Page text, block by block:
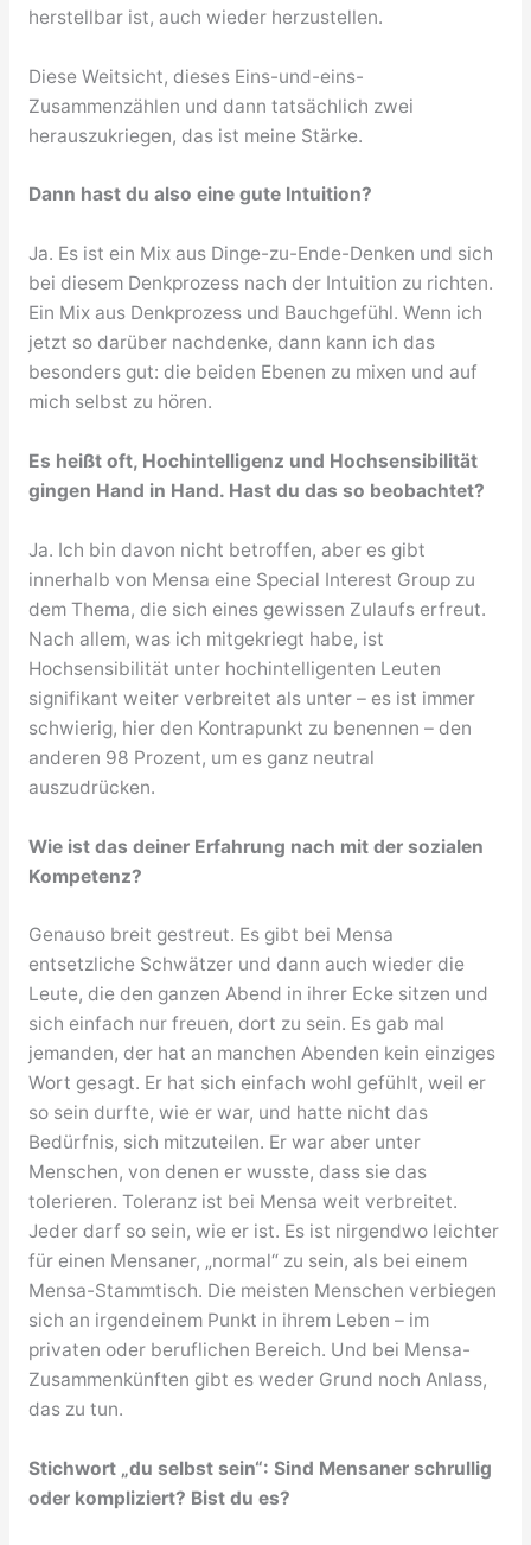
herstellbar ist, auch wieder herzustellen.
Diese Weitsicht, dieses Eins-und-eins-
Zusammenzählen und dann tatsächlich zwei
herauszukriegen, das ist meine Stärke.
Dann hast du also eine gute Intuition?
Ja. Es ist ein Mix aus Dinge-zu-Ende-Denken und sich
bei diesem Denkprozess nach der Intuition zu richten.
Ein Mix aus Denkprozess und Bauchgefühl. Wenn ich
jetzt so darüber nachdenke, dann kann ich das
besonders gut: die beiden Ebenen zu mixen und auf
mich selbst zu hören.
Es heißt oft, Hochintelligenz und Hochsensibilität
gingen Hand in Hand. Hast du das so beobachtet?
Ja. Ich bin davon nicht betroffen, aber es gibt
innerhalb von Mensa eine Special Interest Group zu
dem Thema, die sich eines gewissen Zulaufs erfreut.
Nach allem, was ich mitgekriegt habe, ist
Hochsensibilität unter hochintelligenten Leuten
signifikant weiter verbreitet als unter – es ist immer
schwierig, hier den Kontrapunkt zu benennen – den
anderen 98 Prozent, um es ganz neutral
auszudrücken.
Wie ist das deiner Erfahrung nach mit der sozialen
Kompetenz?
Genauso breit gestreut. Es gibt bei Mensa
entsetzliche Schwätzer und dann auch wieder die
Leute, die den ganzen Abend in ihrer Ecke sitzen und
sich einfach nur freuen, dort zu sein. Es gab mal
jemanden, der hat an manchen Abenden kein einziges
Wort gesagt. Er hat sich einfach wohl gefühlt, weil er
so sein durfte, wie er war, und hatte nicht das
Bedürfnis, sich mitzuteilen. Er war aber unter
Menschen, von denen er wusste, dass sie das
tolerieren. Toleranz ist bei Mensa weit verbreitet.
Jeder darf so sein, wie er ist. Es ist nirgendwo leichter
für einen Mensaner, „normal“ zu sein, als bei einem
Mensa-Stammtisch. Die meisten Menschen verbiegen
sich an irgendeinem Punkt in ihrem Leben – im
privaten oder beruflichen Bereich. Und bei Mensa-
Zusammenkünften gibt es weder Grund noch Anlass,
das zu tun.
Stichwort „du selbst sein“: Sind Mensaner schrullig
oder kompliziert? Bist du es?